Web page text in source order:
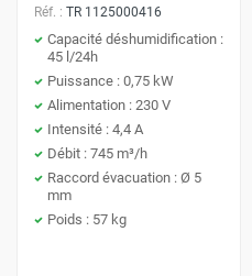
Réf. : TR 1125000416
Capacité déshumidification :
45 l/24h
Puissance : 0,75 kW
Alimentation : 230 V
Intensité : 4,4 A
Débit : 745 m³/h
Raccord évacuation : Ø 5
mm
Poids : 57 kg